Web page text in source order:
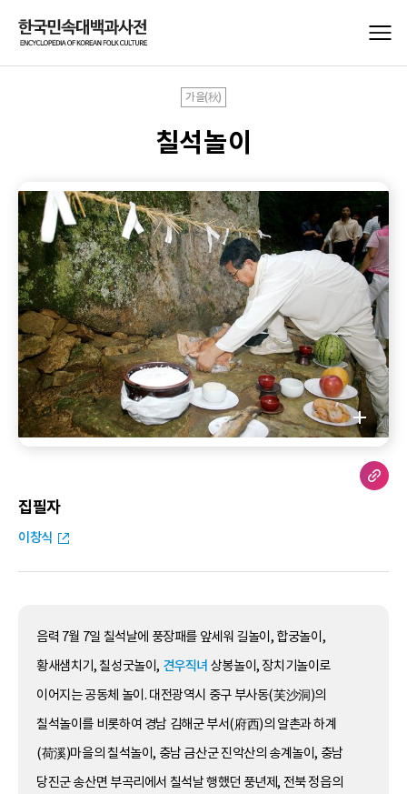
가을(秋)
칠석놀이
집필자
이창식
음력 7월 7일 칠석날에 풍장패를 앞세워 길놀이, 합궁놀이,
황새샘치기, 칠성굿놀이, 견우직녀 상봉놀이, 장치기놀이로
이어지는 공동체 놀이. 대전광역시 중구 부사동(芙沙洞)의
칠석놀이를 비롯하여 경남 김해군 부서(府西)의 알촌과 하계
(荷溪)마을의 칠석놀이, 충남 금산군 진악산의 송계놀이, 충남
당진군 송산면 부곡리에서 칠석날 행했던 풍년제, 전북 정읍의